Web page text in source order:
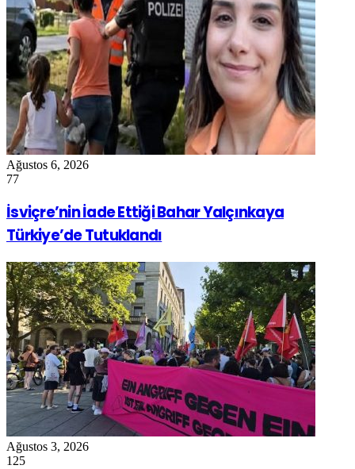
Ağustos 6, 2026
77
İsviçre’nin İade Ettiği Bahar Yalçınkaya
Türkiye’de Tutuklandı
Ağustos 3, 2026
125